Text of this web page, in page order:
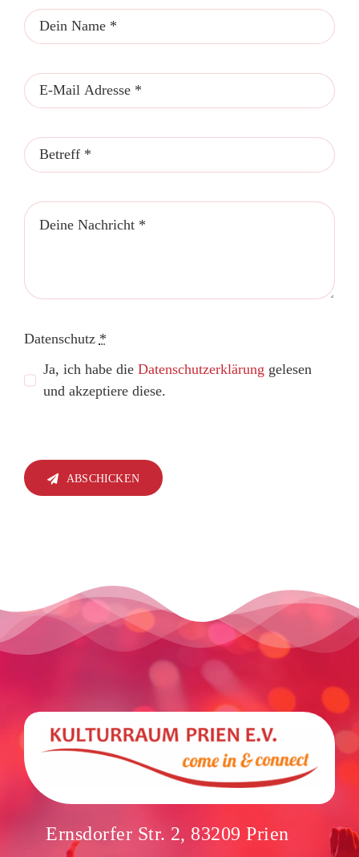
Datenschutz *
Ja, ich habe dieDatenschutzerklärung gelesen
und akzeptiere diese.
ABSCHICKEN
Ernsdorfer Str. 2, 83209 Prien